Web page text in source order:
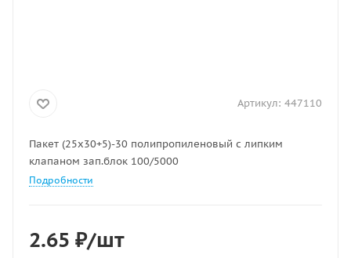
Артикул: 447110
Пакет (25х30+5)-30 полипропиленовый с липким
клапаном зап.блок 100/5000
Подробности
2.65 ₽/шт